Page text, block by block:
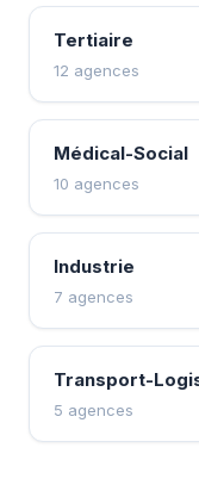
Tertiaire
12 agences
Médical-Social
10 agences
Industrie
7 agences
Transport-
5 agences